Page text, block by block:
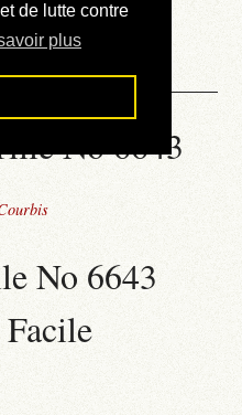
de lutte contre
plus
No 6643
No 6643
Facile